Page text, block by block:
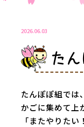
2026.06.03
た
たんぽぽ組では
かごに集めて上
「またやりた